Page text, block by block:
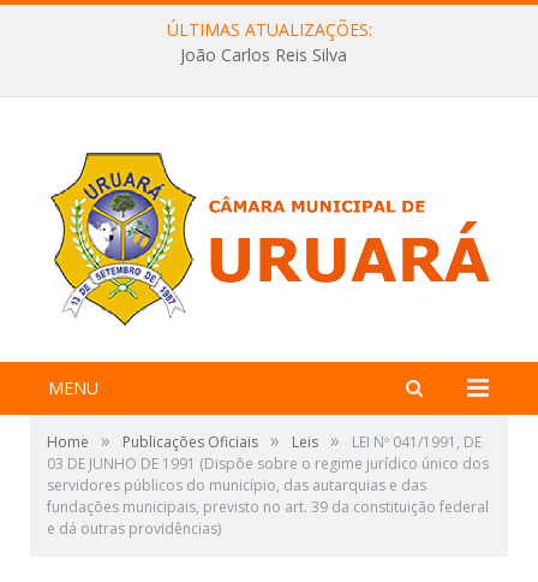
ÚLTIMAS ATUALIZAÇÕES:
João Carlos Reis Silva
MENU
Home » Publicações Oficiais » Leis »
LEI Nº 041/1991, DE
03 DE JUNHO DE 1991 (Dispõe sobre o regime jurídico único dos
servidores públicos do município, das autarquias e das
fundações municipais, previsto no art. 39 da constituição federal
e dá outras providências)